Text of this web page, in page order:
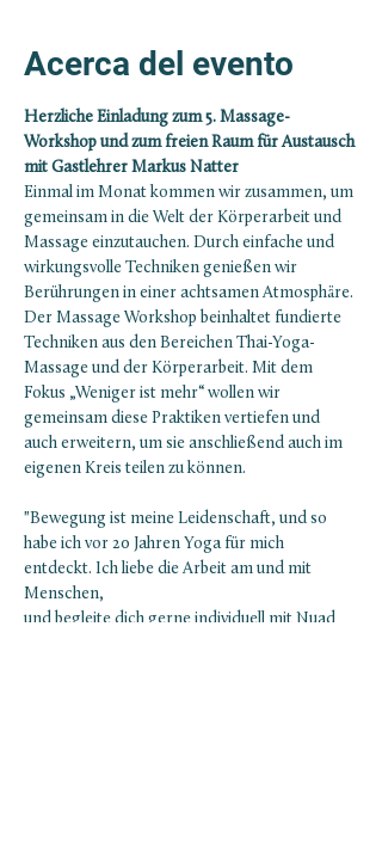
Acerca del evento
Herzliche Einladung zum 5. Massage-
Workshop und zum freien Raum für Austausch
mit Gastlehrer Markus Natter
Einmal im Monat kommen wir zusammen, um
gemeinsam in die Welt der Körperarbeit und
Massage einzutauchen. Durch einfache und
wirkungsvolle Techniken genießen wir
Berührungen in einer achtsamen Atmosphäre.
Der Massage Workshop beinhaltet fundierte
Techniken aus den Bereichen Thai-Yoga-
Massage und der Körperarbeit. Mit dem
Fokus „Weniger ist mehr“ wollen wir
gemeinsam diese Praktiken vertiefen und
auch erweitern, um sie anschließend auch im
eigenen Kreis teilen zu können.
"Bewegung ist meine Leidenschaft, und so
habe ich vor 20 Jahren Yoga für mich
entdeckt. Ich liebe die Arbeit am und mit
Menschen,
und begleite dich gerne individuell mit Nuad